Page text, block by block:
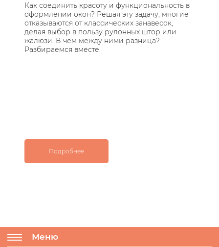
Как соединить красоту и функциональность в
оформлении окон? Решая эту задачу, многие
отказываются от классических занавесок,
делая выбор в пользу рулонных штор или
жалюзи. В чем между ними разница?
Разбираемся вместе.
Подробнее
Меню